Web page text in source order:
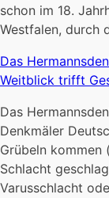
schon im 18.
Westfalen, durch
Das
Weitblick trifft
Das
Denkmäler
Grübeln kommen
Schlacht
Varusschlacht